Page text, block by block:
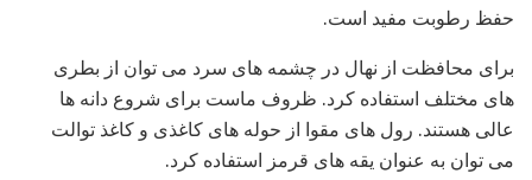
حفظ رطوبت مفید است.
برای محافظت از نهال در چشمه های سرد می توان از بطری
های مختلف استفاده کرد. ظروف ماست برای شروع دانه ها
عالی هستند. رول های مقوا از حوله های کاغذی و کاغذ توالت
می توان به عنوان یقه های قرمز استفاده کرد.